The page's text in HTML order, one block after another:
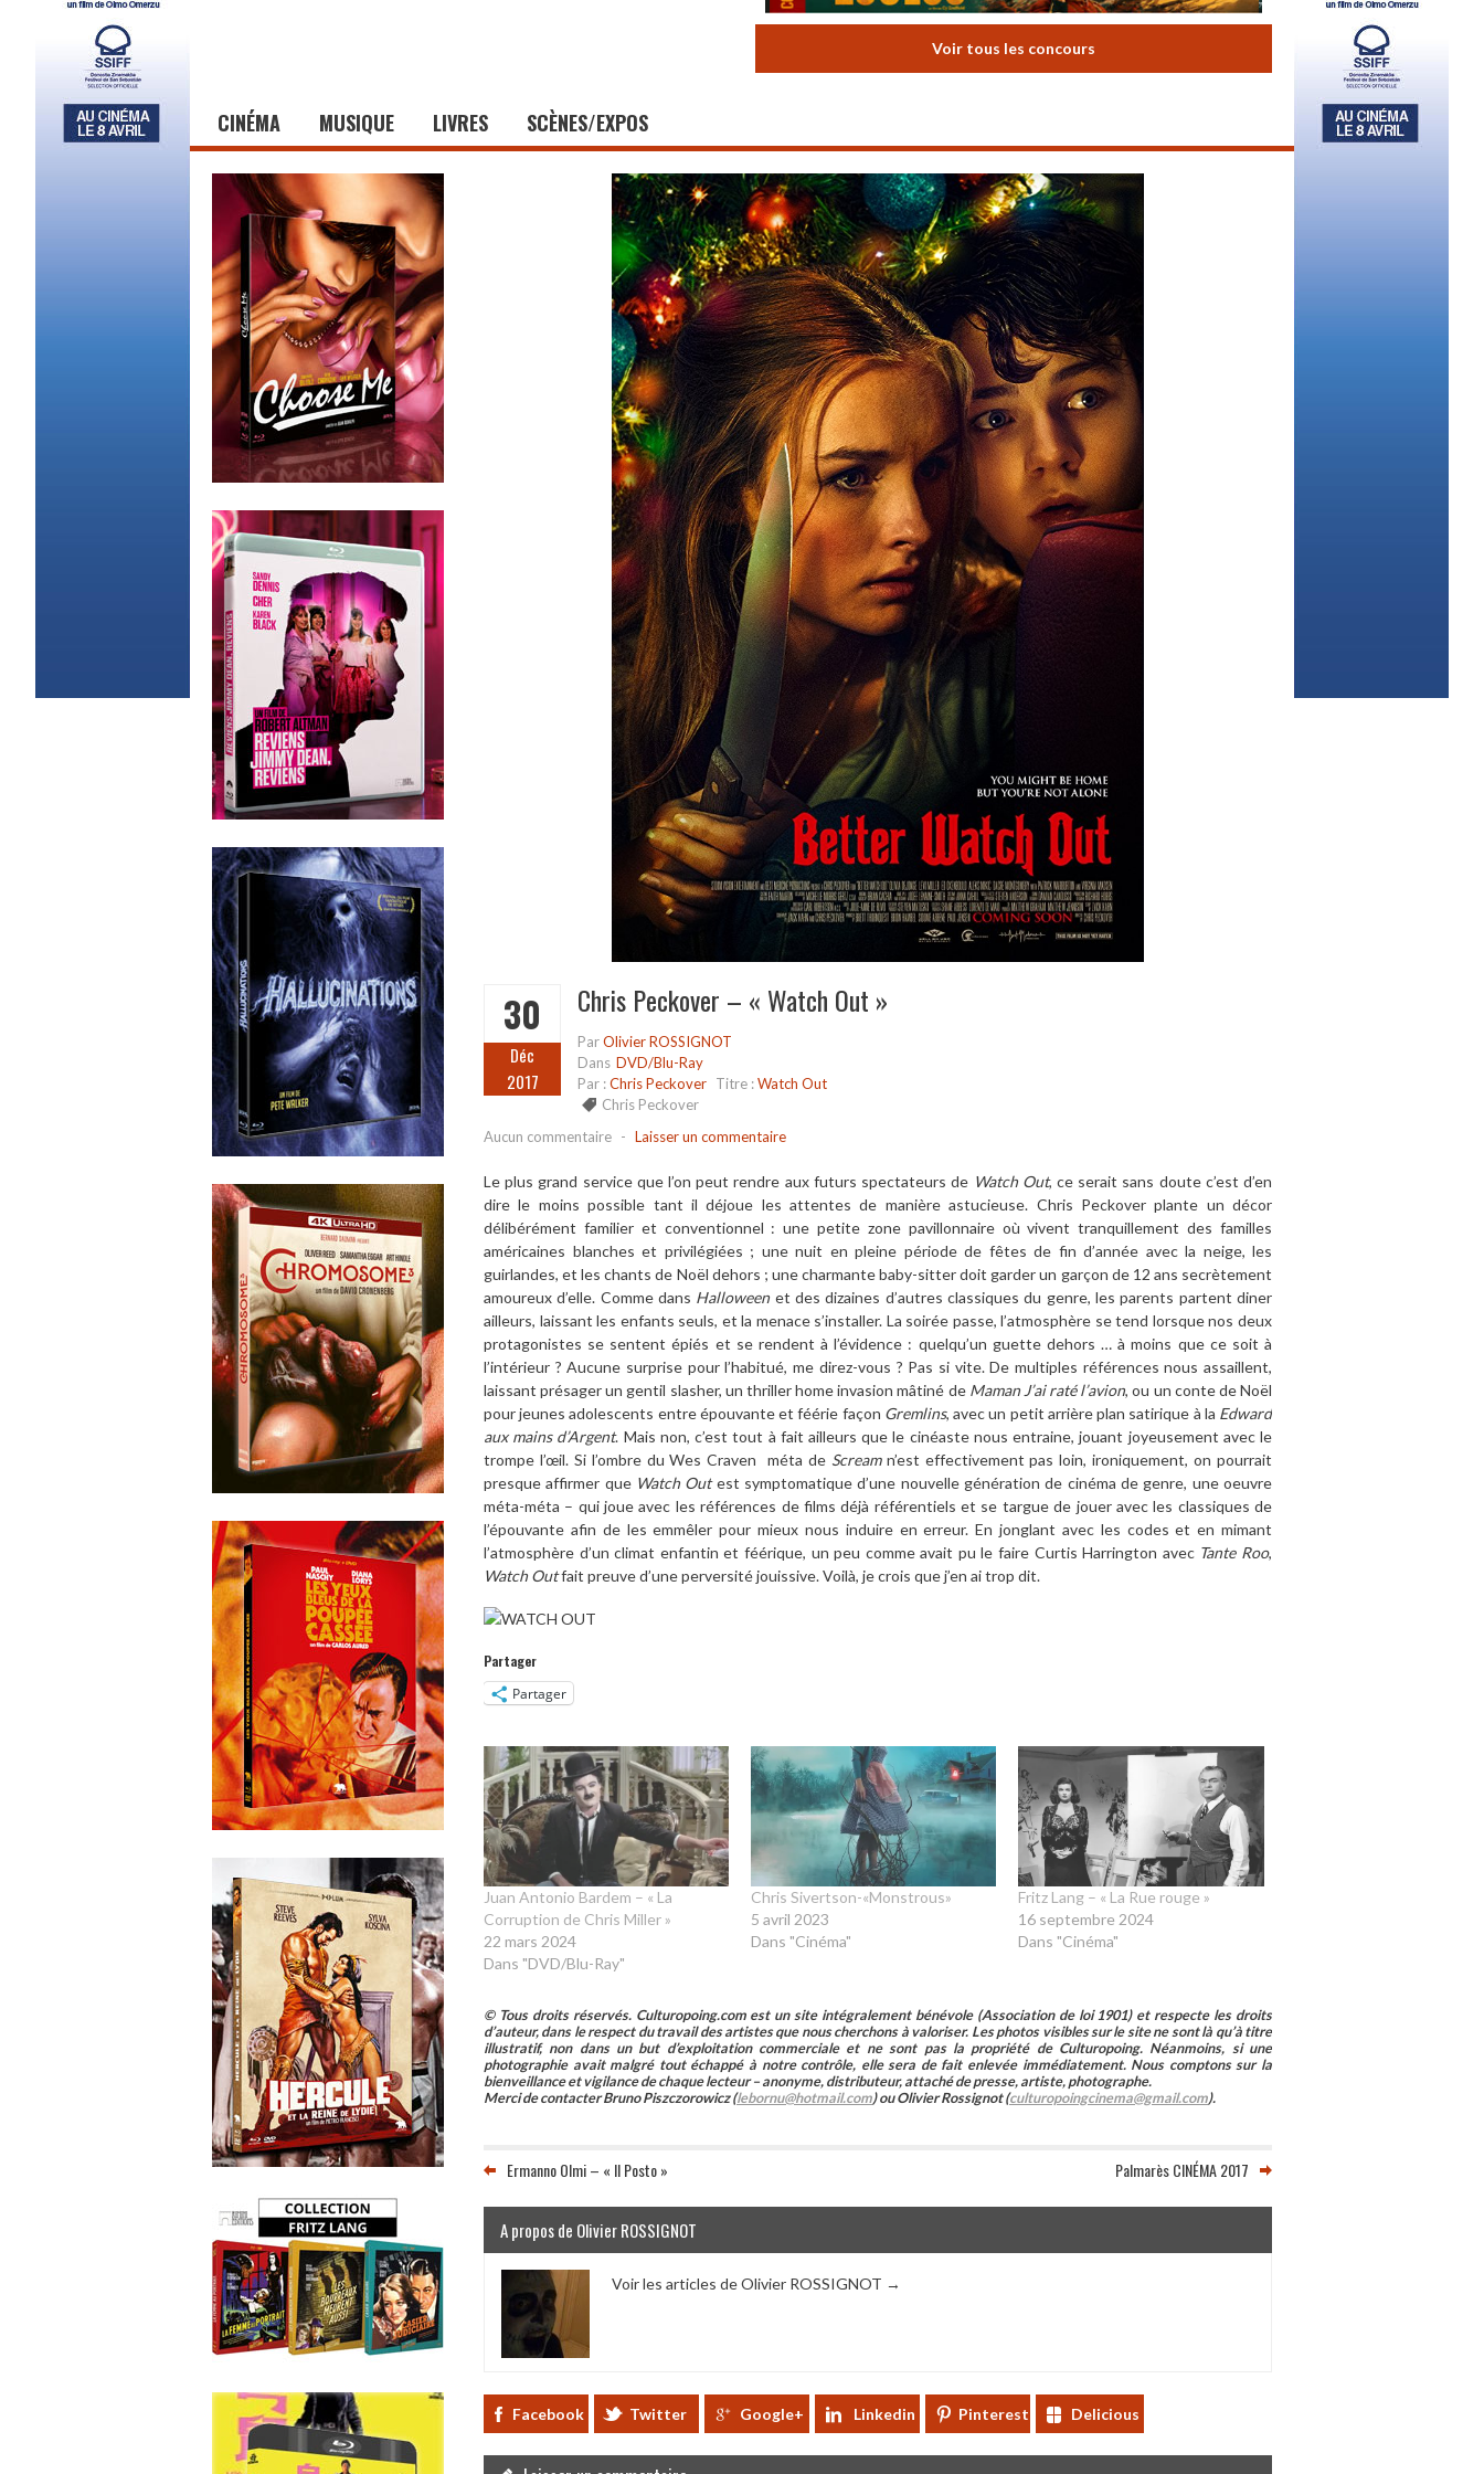
Voir tous les concours
CINÉMA MUSIQUE LIVRES SCÈNES/EXPOS
30
Déc
2017
Chris Peckover – « Watch Out »
ParOlivier ROSSIGNOT
Dans DVD/Blu-Ray
Par :Chris Peckover Titre :Watch Out
Chris Peckover
Aucun commentaire - Laisser un commentaire
Le plus grand service que l’on peut rendre aux futurs spectateurs de Watch Out, ce serait sans doute c’est d’en
dire le moins possible tant il déjoue les attentes de manière astucieuse. Chris Peckover plante un décor
délibérément familier et conventionnel : une petite zone pavillonnaire où vivent tranquillement des familles
américaines blanches et privilégiées ; une nuit en pleine période de fêtes de fin d’année avec la neige, les
guirlandes, et les chants de Noël dehors ; une charmante baby-sitter doit garder un garçon de 12 ans secrètement
amoureux d’elle. Comme dans Halloween et des dizaines d’autres classiques du genre, les parents partent diner
ailleurs, laissant les enfants seuls, et la menace s’installer. La soirée passe, l’atmosphère se tend lorsque nos deux
protagonistes se sentent épiés et se rendent à l’évidence : quelqu’un guette dehors … à moins que ce soit à
l’intérieur ? Aucune surprise pour l’habitué, me direz-vous ? Pas si vite. De multiples références nous assaillent,
laissant présager un gentil slasher, un thriller home invasion mâtiné de Maman J’ai raté l’avion, ou un conte de Noël
pour jeunes adolescents entre épouvante et féérie façon Gremlins, avec un petit arrière plan satirique à la Edward
aux mains d’Argent. Mais non, c’est tout à fait ailleurs que le cinéaste nous entraine, jouant joyeusement avec le
trompe l’œil. Si l’ombre du Wes Craven méta de Screamn’est effectivement pas loin, ironiquement, on pourrait
presque affirmer que Watch Outest symptomatique d’une nouvelle génération de cinéma de genre, une oeuvre
méta-méta – qui joue avec les références de films déjà référentiels et se targue de jouer avec les classiques de
l’épouvante afin de les emmêler pour mieux nous induire en erreur. En jonglant avec les codes et en mimant
l’atmosphère d’un climat enfantin et féérique, un peu comme avait pu le faire Curtis Harrington avec Tante Roo,
Watch Outfait preuve d’une perversité jouissive. Voilà, je crois que j’en ai trop dit.
Partager
Partager
Juan Antonio Bardem – « La
Corruption de Chris Miller »
22 mars 2024
Dans "DVD/Blu-Ray"
Chris Sivertson-«Monstrous»
5 avril 2023
Dans "Cinéma"
Fritz Lang – « La Rue rouge »
16 septembre 2024
Dans "Cinéma"
© Tous droits réservés. Culturopoing.com est un site intégralement bénévole (Association de loi 1901) et respecte les droits
d’auteur, dans le respect du travail des artistes que nous cherchons à valoriser. Les photos visibles sur le site ne sont là qu’à titre
illustratif, non dans un but d’exploitation commerciale et ne sont pas la propriété de Culturopoing. Néanmoins, si une
photographie avait malgré tout échappé à notre contrôle, elle sera de fait enlevée immédiatement. Nous comptons sur la
bienveillance et vigilance de chaque lecteur – anonyme, distributeur, attaché de presse, artiste, photographe.
Merci de contacter Bruno Piszczorowicz (lebornu@hotmail.com) ou Olivier Rossignot (culturopoingcinema@gmail.com).
Ermanno Olmi – « Il Posto » Palmarès CINÉMA 2017
A propos de Olivier ROSSIGNOT
Voir les articles de Olivier ROSSIGNOT →
Facebook Twitter Google+ Linkedin Pinterest Delicious